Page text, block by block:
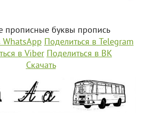
прописные буквы пропись
WhatsApp Поделиться в Telegram
в Viber Поделиться в ВК
Скачать